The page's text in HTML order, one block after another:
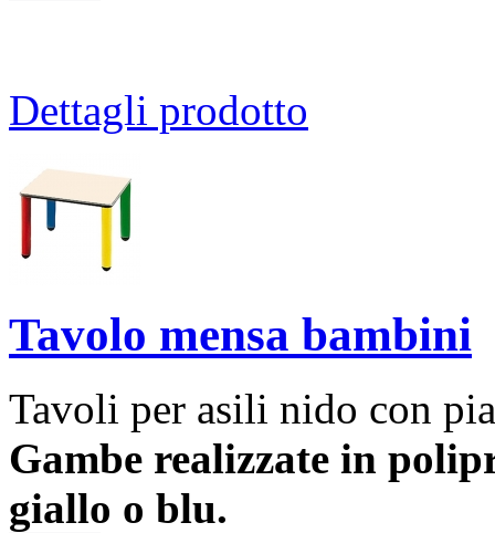
Dettagli prodotto
Tavolo mensa bambini
Tavoli per asili nido con
Gambe realizzate in
giallo o blu.